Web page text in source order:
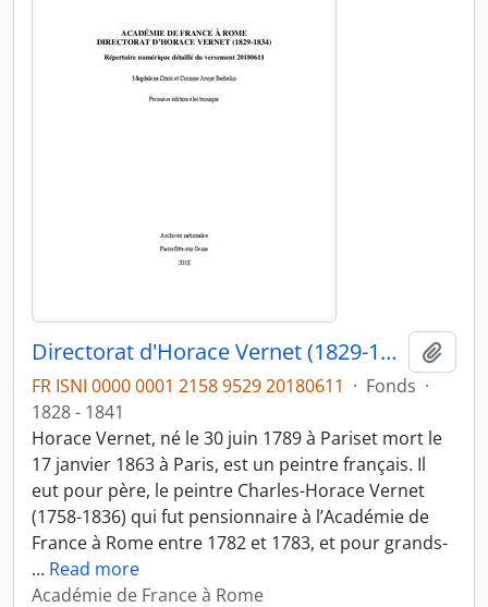
Directorat d'Horace Vernet (1829-1834)
FR ISNI 0000 0001 2158 9529 20180611 · Fonds ·
1828 - 1841
Horace Vernet, né le 30 juin 1789 à Pariset mort le
17 janvier 1863 à Paris, est un peintre français. Il
eut pour père, le peintre Charles-Horace Vernet
(1758-1836) qui fut pensionnaire à l’Académie de
France à Rome entre 1782 et 1783, et pour grands-
… Read more
Académie de France à Rome